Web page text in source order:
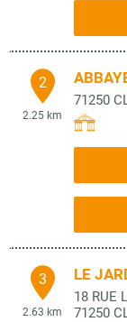
2
2.25 km
71250
3
2.63 km
LE
18 RUE
71250